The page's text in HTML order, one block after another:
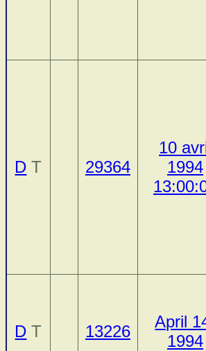
D T 29364
10
1994
D T 13226
April
1994